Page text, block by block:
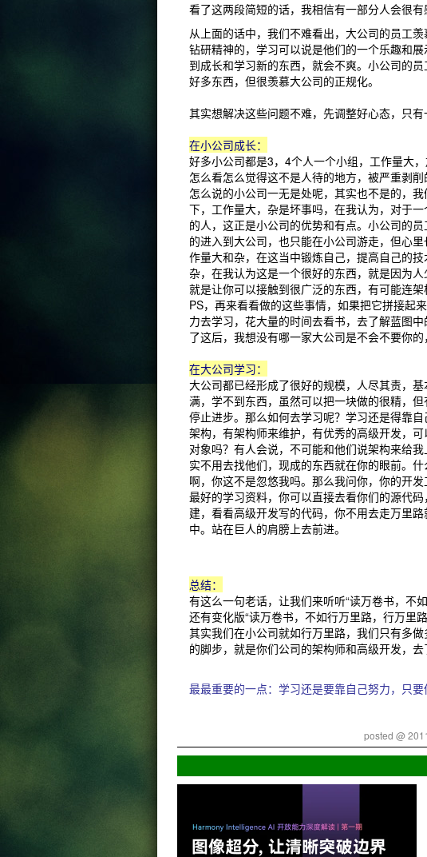
看了这两段简短的话，我相信有一部分人会很有
从上面的话中，我们不难看出，大公司的员工
钻研精神的，学习可以说是他们的一个乐趣和
到成长和学习新的东西，就会不爽。小公司的
好多东西，但很羡慕大公司的正规化。
其实想解决这些问题不难，先调整好心态，只有
在小公司成长：
好多小公司都是3，4个人一个小组，工作量大
怎么看怎么觉得这不是人待的地方，被严重剥削
怎么说的小公司一无是处呢，其实也不是的，
下，工作量大，杂是坏事吗，在我认为，对于
的人，这正是小公司的优势和有点。小公司的
的进入到大公司，也只能在小公司游走，但心
作量大和杂，在这当中锻炼自己，提高自己的技
杂，在我认为这是一个很好的东西，就是因为
就是让你可以接触到很广泛的东西，有可能连
PS，再来看看做的这些事情，如果把它拼接起
力去学习，花大量的时间去看书，去了解蓝图
了这后，我想没有哪一家大公司是不会不要你的
在大公司学习：
大公司都已经形成了很好的规模，人尽其责，
满，学不到东西，虽然可以把一块做的很精，
停止进步。那么如何去学习呢？学习还是得靠
架构，有架构师来维护，有优秀的高级开发，
对象吗？有人会说，不可能和他们说架构来给
实不用去找他们，现成的东西就在你的眼前。
啊，你这不是忽悠我吗。那么我问你，你的开
最好的学习资料，你可以直接去看你们的源代
建，看看高级开发写的代码，你不用去走万里
中。站在巨人的肩膀上去前进。
总结：
有这么一句老话，让我们来听听“读万卷书，不
还有变化版“读万卷书，不如行万里路，行万里
其实我们在小公司就如行万里路，我们只有多
的脚步，就是你们公司的架构师和高级开发，去
最最重要的一点：学习还是要靠自己努力，只
posted @